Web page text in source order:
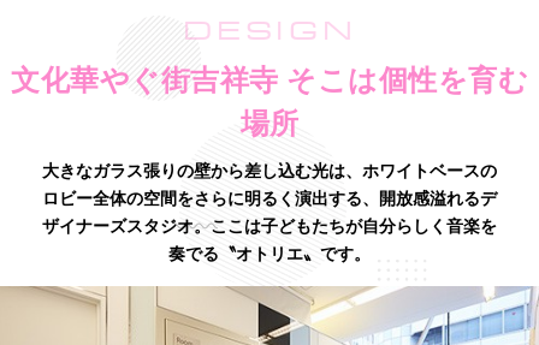
DESIGN
文化華やぐ街吉祥寺 そこは個性を育む
場所
大きなガラス張りの壁から差し込む光は、ホワイトベースの
ロビー全体の空間をさらに明るく演出する、 開放感溢れるデ
ザイナーズスタジオ。ここは子どもたちが自分らしく音楽を
奏でる〝オトリエ〟です。